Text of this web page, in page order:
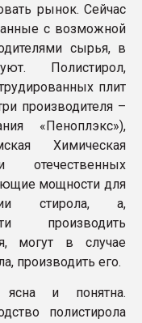
рынок. Сейчас
с возможной
сырья, в
Полистирол,
плит
производителя –
«Пеноплэкс»),
Химическая
мощности для
стирола, а,
производить
могут в случае
производить его.
ясна и понятна.
полистирола